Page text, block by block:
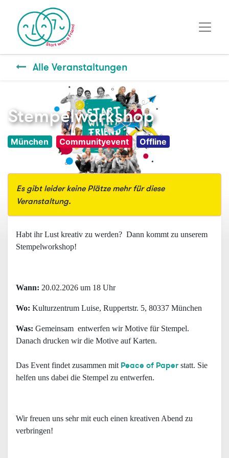
Alle Veranstaltungen
Stempelworkshop
München Communityevent Offline
Es gibt leider keine Plätze mehr für diese
Veranstaltung.
Habt ihr Lust kreativ zu werden? Dann kommt zu unserem
Stempelworkshop!
Wann: 20.02.2026 um 18 Uhr
Wo: Kulturzentrum Luise, Ruppertstr. 5, 80337 München
Was: Gemeinsam entwerfen wir Motive für Stempel.
Danach drucken wir die Motive auf Karten.
Das Event findet zusammen mit Peace of Paper statt. Sie
helfen uns dabei die Stempel zu entwerfen.
Wir freuen uns sehr mit euch einen kreativen Abend zu
verbringen!